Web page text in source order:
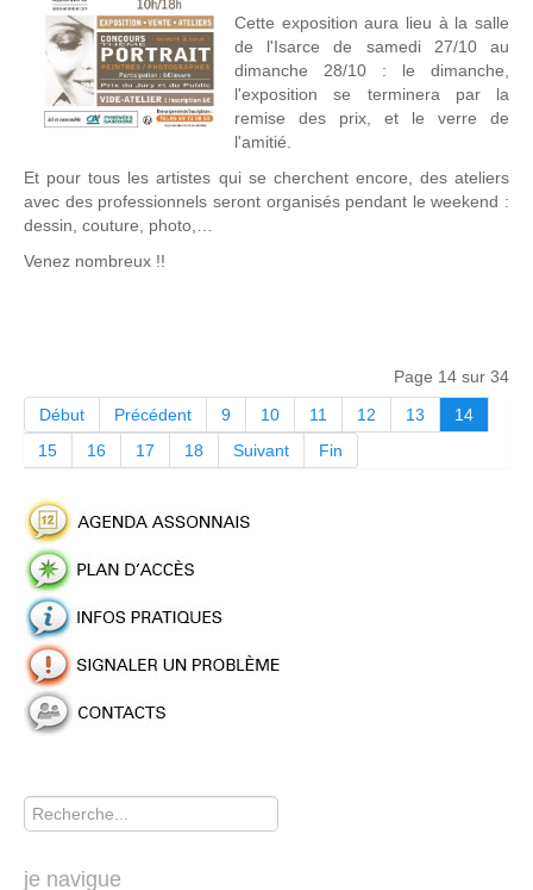
Cette exposition aura lieu à la salle
de l'Isarce de samedi 27/10 au
dimanche 28/10 : le dimanche,
l'exposition se terminera par la
remise des prix, et le verre de
l'amitié.
Et pour tous lesartistes qui se cherchent encore, des ateliers
avec des professionnels seront organisés pendant le weekend :
dessin, couture, photo,…
Venez nombreux !!
Page 14 sur 34
Début
Précédent 9 10 11 12 13
14
15
16 17 18 Suivant Fin
Rechercher
je navigue